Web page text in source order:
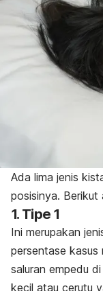
Ada lima jenis
posisinya. Berikut
1. Tipe 1
Ini merupakan
persentase
saluran empedu
kecil atau cerutu